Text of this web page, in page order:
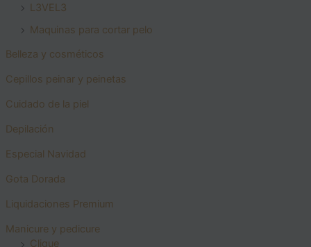
L3VEL3
Maquinas para cortar pelo
Belleza y cosméticos
Cepillos peinar y peinetas
Cuidado de la piel
Depilación
Especial Navidad
Gota Dorada
Liquidaciones Premium
Manicure y pedicure
Clique